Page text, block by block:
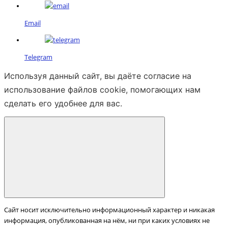
Email
Telegram
Используя данный сайт, вы даёте согласие на
использование файлов cookie, помогающих нам
сделать его удобнее для вас.
Сайт носит исключительно информационный характер и никакая
информация, опубликованная на нём, ни при каких условиях не